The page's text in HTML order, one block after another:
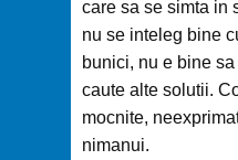
care sa se simta in
nu se inteleg bine
bunici, nu e bine
caute alte solutii.
mocnite,
nimanui.